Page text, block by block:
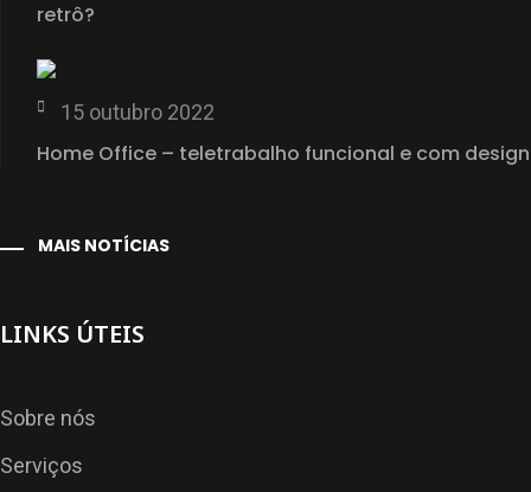
retrô?
15 outubro 2022
Home Office – teletrabalho funcional e com design
MAIS NOTÍCIAS
LINKS ÚTEIS
Sobre nós
Serviços